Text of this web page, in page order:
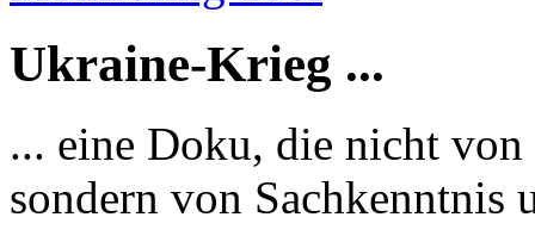
Ukraine-Krieg ...
... eine Doku, die nicht
sondern von Sachkenntnis